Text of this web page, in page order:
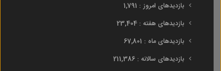
بازدیدهای امروز : 1,791
بازدیدهای هفته : 23,404
بازدیدهای ماه : 67,801
بازدیدهای سالانه : 211,386